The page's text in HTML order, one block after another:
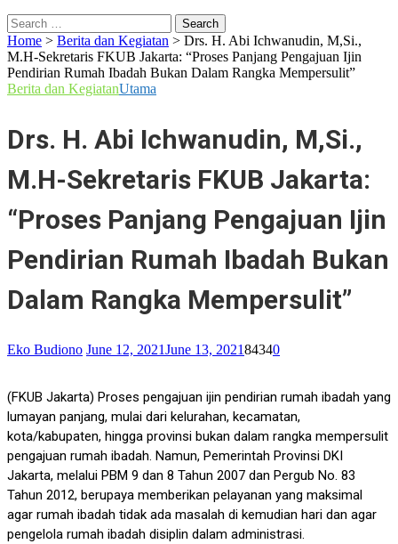
Search
for:
Home > Berita dan Kegiatan > Drs. H. Abi Ichwanudin, M,Si.,
M.H-Sekretaris FKUB Jakarta: “Proses Panjang Pengajuan Ijin
Pendirian Rumah Ibadah Bukan Dalam Rangka Mempersulit”
Berita dan KegiatanUtama
Drs. H. Abi Ichwanudin, M,Si.,
M.H-Sekretaris FKUB Jakarta:
“Proses Panjang Pengajuan Ijin
Pendirian Rumah Ibadah Bukan
Dalam Rangka Mempersulit”
Eko Budiono June 12, 2021June 13, 202184340
(FKUB Jakarta) Proses pengajuan ijin pendirian rumah ibadah yang
lumayan panjang, mulai dari kelurahan, kecamatan,
kota/kabupaten, hingga provinsi bukan dalam rangka mempersulit
pengajuan rumah ibadah. Namun, Pemerintah Provinsi DKI
Jakarta, melalui PBM 9 dan 8 Tahun 2007 dan Pergub No. 83
Tahun 2012, berupaya memberikan pelayanan yang maksimal
agar rumah ibadah tidak ada masalah di kemudian hari dan agar
pengelola rumah ibadah disiplin dalam administrasi.